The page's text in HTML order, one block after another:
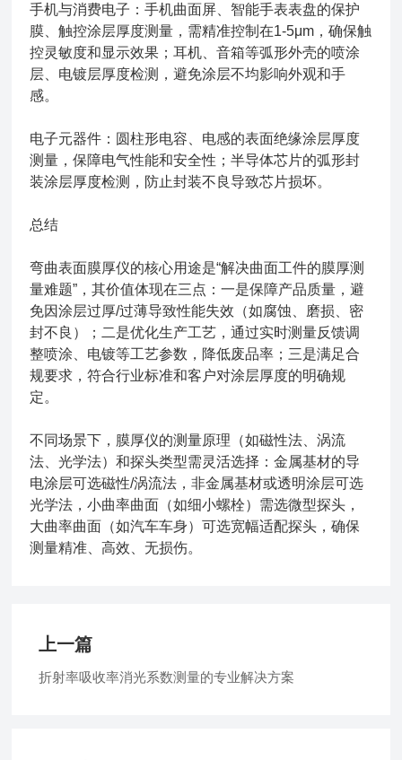
手机与消费电子：手机曲面屏、智能手表表盘的保护
膜、触控涂层厚度测量，需精准控制在1-5μm，确保触
控灵敏度和显示效果；耳机、音箱等弧形外壳的喷涂
层、电镀层厚度检测，避免涂层不均影响外观和手
感。
电子元器件：圆柱形电容、电感的表面绝缘涂层厚度
测量，保障电气性能和安全性；半导体芯片的弧形封
装涂层厚度检测，防止封装不良导致芯片损坏。
总结
弯曲表面膜厚仪的核心用途是“解决曲面工件的膜厚测
量难题”，其价值体现在三点：一是保障产品质量，避
免因涂层过厚/过薄导致性能失效（如腐蚀、磨损、密
封不良）；二是优化生产工艺，通过实时测量反馈调
整喷涂、电镀等工艺参数，降低废品率；三是满足合
规要求，符合行业标准和客户对涂层厚度的明确规
定。
不同场景下，膜厚仪的测量原理（如磁性法、涡流
法、光学法）和探头类型需灵活选择：金属基材的导
电涂层可选磁性/涡流法，非金属基材或透明涂层可选
光学法，小曲率曲面（如细小螺栓）需选微型探头，
大曲率曲面（如汽车车身）可选宽幅适配探头，确保
测量精准、高效、无损伤。
上一篇
折射率吸收率消光系数测量的专业解决方案